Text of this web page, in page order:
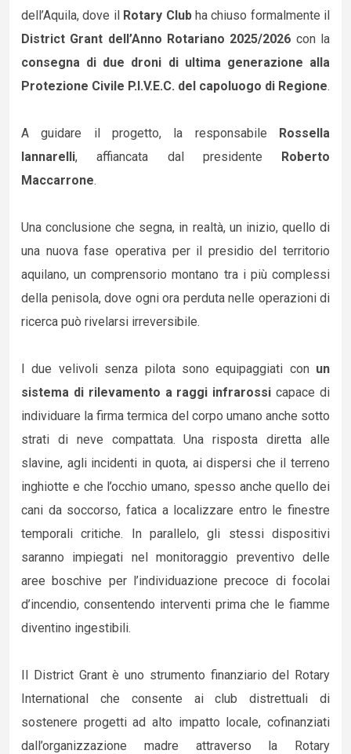
dell’Aquila, dove il Rotary Club ha chiuso formalmente il
District Grant dell’Anno Rotariano 2025/2026 con la
consegna di due droni di ultima generazione alla
Protezione Civile P.I.V.E.C. del capoluogo di Regione.
A guidare il progetto, la responsabile Rossella
Iannarelli, affiancata dal presidente Roberto
Maccarrone.
Una conclusione che segna, in realtà, un inizio, quello di
una nuova fase operativa per il presidio del territorio
aquilano, un comprensorio montano tra i più complessi
della penisola, dove ogni ora perduta nelle operazioni di
ricerca può rivelarsi irreversibile.
I due velivoli senza pilota sono equipaggiati con un
sistema di rilevamento a raggi infrarossicapace di
individuare la firma termica del corpo umano anche sotto
strati di neve compattata. Una risposta diretta alle
slavine, agli incidenti in quota, ai dispersi che il terreno
inghiotte e che l’occhio umano, spesso anche quello dei
cani da soccorso, fatica a localizzare entro le finestre
temporali critiche. In parallelo, gli stessi dispositivi
saranno impiegati nel monitoraggio preventivo delle
aree boschive per l’individuazione precoce di focolai
d’incendio, consentendo interventi prima che le fiamme
diventino ingestibili.
Il District Grant è uno strumento finanziario del Rotary
International che consente ai club distrettuali di
sostenere progetti ad alto impatto locale, cofinanziati
dall’organizzazione madre attraverso la Rotary